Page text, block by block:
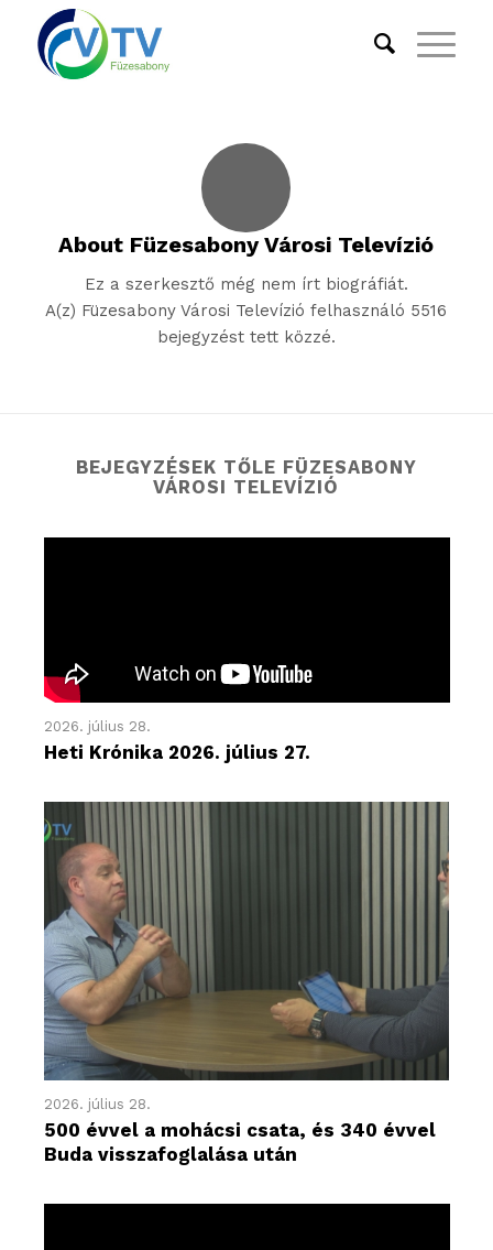
About Füzesabony Városi Televízió
Ez a szerkesztő még nem írt biográfiát.
A(z) Füzesabony Városi Televízió felhasználó 5516
bejegyzést tett közzé.
BEJEGYZÉSEK TŐLE FÜZESABONY
VÁROSI TELEVÍZIÓ
2026. július 28.
Heti Krónika 2026. július 27.
2026. július 28.
500 évvel a mohácsi csata, és 340 évvel
Buda visszafoglalása után